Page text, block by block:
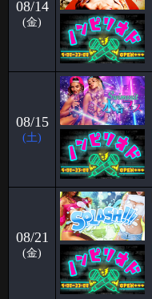
🥳5月女子抽選🥳
🦋🉐女性様特典🉐🦋 🤩5月
7380 当選
2026-05-15
すずブログ🦋パピヨン
お久しぶりです！ すずです
ます㊗️ い
2026-05-11
2026.06.26&27&28
こんにちは、こんばんは
Papillonがオープンし、早
2026-05-04
🥳4月女子抽選🥳
🦋🉐女性様特典🉐🦋 🤩4月
586 当選
08/14
(金)
08/15
(土)
08/21
(金)